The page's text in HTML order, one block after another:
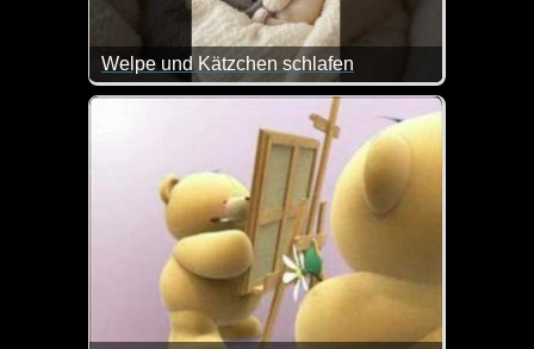
Welpe und Kätzchen schlafen
Na, da geht einem doch das Herz auf.